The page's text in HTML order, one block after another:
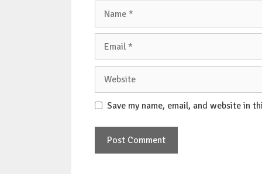
Save my name, email, and website in